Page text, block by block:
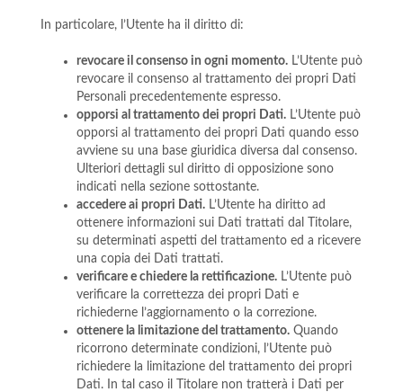
In particolare, l’Utente ha il diritto di:
revocare il consenso in ogni momento.L’Utente può
revocare il consenso al trattamento dei propri Dati
Personali precedentemente espresso.
opporsi al trattamento dei propri Dati.L’Utente può
opporsi al trattamento dei propri Dati quando esso
avviene su una base giuridica diversa dal consenso.
Ulteriori dettagli sul diritto di opposizione sono
indicati nella sezione sottostante.
accedere ai propri Dati.L’Utente ha diritto ad
ottenere informazioni sui Dati trattati dal Titolare,
su determinati aspetti del trattamento ed a ricevere
una copia dei Dati trattati.
verificare e chiedere la rettificazione.L’Utente può
verificare la correttezza dei propri Dati e
richiederne l’aggiornamento o la correzione.
ottenere la limitazione del trattamento.Quando
ricorrono determinate condizioni, l’Utente può
richiedere la limitazione del trattamento dei propri
Dati. In tal caso il Titolare non tratterà i Dati per